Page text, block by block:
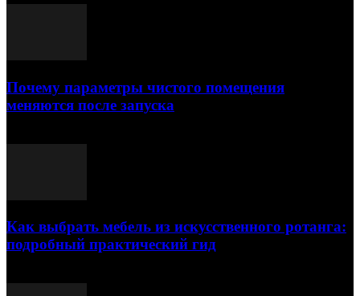
Почему параметры чистого помещения
меняются после запуска
Как выбрать мебель из искусственного ротанга:
подробный практический гид